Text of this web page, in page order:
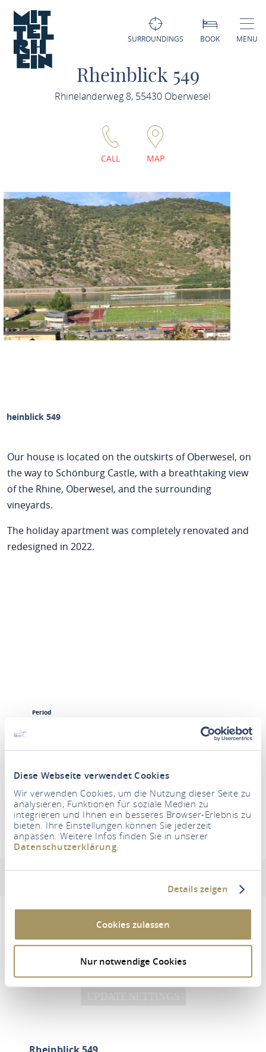
Diese Webseite verwendet Cookies
Wir verwenden Cookies, um die Nutzung dieser Seite zu
analysieren, Funktionen für soziale Medien zu
integrieren und Ihnen ein besseres Browser-Erlebnis zu
bieten. Ihre Einstellungen können Sie jederzeit
anpassen. Weitere Infos finden Sie in unserer
Datenschutzerklärung
Details zeigen
Cookies zulassen
Nur notwendige Cookies
SURROUNDINGS BOOK MENU
Rheinblick 549
Rhinelanderweg 8, 55430 Oberwesel
CALL MAP
Rheinblick 549
Our house is located on the outskirts of Oberwesel, on
the way to Schönburg Castle, with a breathtaking view
of the Rhine, Oberwesel, and the surrounding
vineyards.
The holiday apartment was completely renovated and
redesigned in 2022.
Period
2 Adults
SEARCH FOR ACCOMMODATION
Rheinblick 549
Um diesen Inhalt zu sehen müssen Sie den
Drittanbieter Cookies zustimmen.
UPDATE SETTINGS